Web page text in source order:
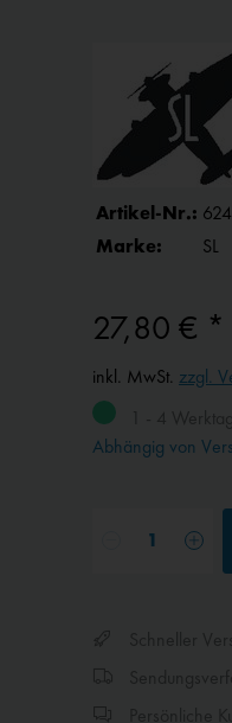
Artikel-Nr.:
Marke:
SL
27,80 € *
inkl. MwSt. zzgl.
Abhängig von